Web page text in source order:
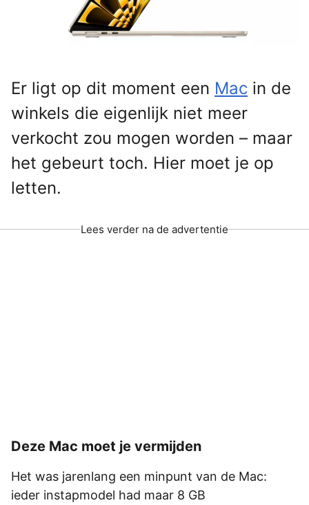
Er ligt op dit moment een Mac in de
winkels die eigenlijk niet meer
verkocht zou mogen worden – maar
het gebeurt toch. Hier moet je op
letten.
Lees verder na de advertentie
Deze Mac moet je vermijden
Het was jarenlang een minpunt van de Mac:
ieder instapmodel had maar 8 GB